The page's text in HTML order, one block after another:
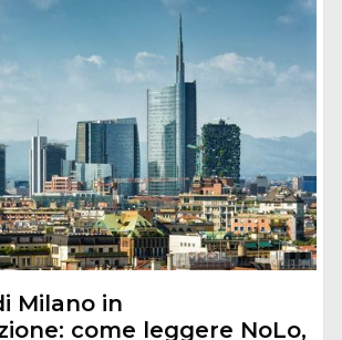
Milano in
come leggere NoLo,